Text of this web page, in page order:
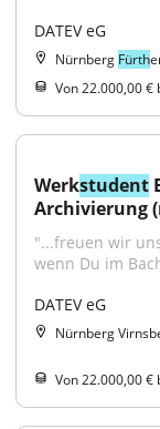
DATEV eG
Nürnberg Fürth
Von 22.000,00 €
Werkstudent
Archivierung
"...freuen wir
wenn Du im
DATEV eG
Nürnberg
Von 22.000,00 €